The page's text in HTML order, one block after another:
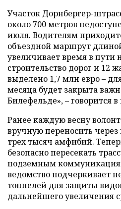
Участок Дорнбергер-
около 700 метров
июля. Водителям
объездной маршрут
увеличивает время в пути
строительство дорог и 12
выделено 1,7 млн евро –
месяца будет закрыта
Билефельде», – говорится
Ранее каждую весну
вручную переносить
трех тысяч амфибий.
безопасно пересекать
подземным
ведомство подчеркивает
тоннелей для защиты
дальнейшего увеличения